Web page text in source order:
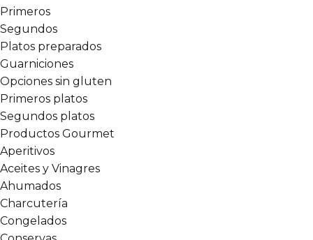
Primeros
Segundos
Platos preparados
Guarniciones
Opciones sin gluten
Primeros platos
Segundos platos
Productos Gourmet
Aperitivos
Aceites y Vinagres
Ahumados
Charcutería
Congelados